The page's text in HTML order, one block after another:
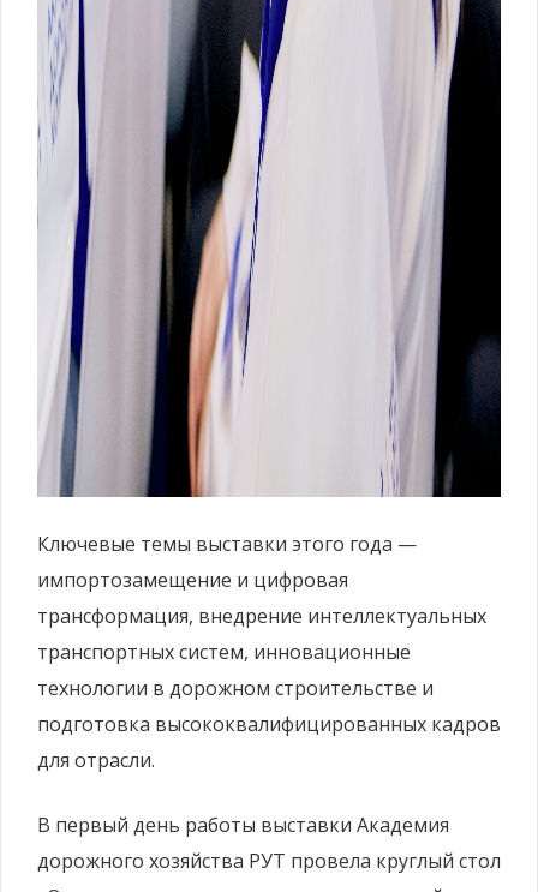
Ключевые темы выставки этого года —
импортозамещение и цифровая
трансформация, внедрение интеллектуальных
транспортных систем, инновационные
технологии в дорожном строительстве и
подготовка высококвалифицированных кадров
для отрасли.
В первый день работы выставки Академия
дорожного хозяйства РУТ провела круглый стол